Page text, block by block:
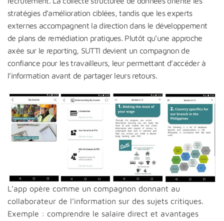
stratégies d’amélioration ciblées, tandis que les experts
externes accompagnent la direction dans le développement
de plans de remédiation pratiques. Plutôt qu’une approche
axée sur le reporting, SUTTI devient un compagnon de
confiance pour les travailleurs, leur permettant d’accéder à
l’information avant de partager leurs retours.
L’app opère comme un compagnon donnant au
collaborateur de l’information sur des sujets critiques.
Exemple : comprendre le salaire direct et avantages